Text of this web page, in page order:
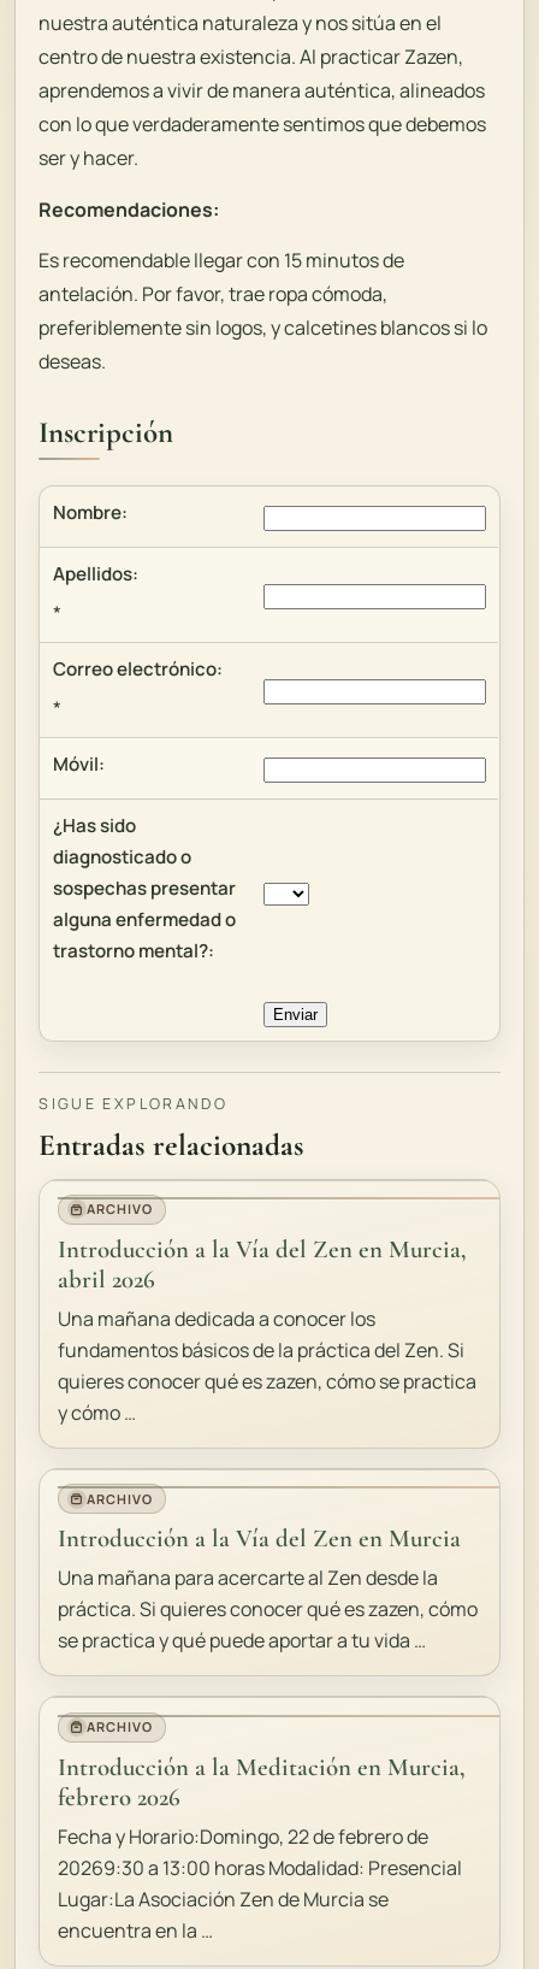
nuestra auténtica naturaleza y nos sitúa en el
centro de nuestra existencia. Al practicar Zazen,
aprendemos a vivir de manera auténtica, alineados
con lo que verdaderamente sentimos que debemos
ser y hacer.
Recomendaciones:
Es recomendable llegar con 15 minutos de
antelación. Por favor, trae ropa cómoda,
preferiblemente sin logos, y calcetines blancos si lo
deseas.
Inscripción
Nombre:
Apellidos:
*
Correo electrónico:
*
Móvil:
¿Has sido
diagnosticado o
sospechas presentar
alguna enfermedad o
trastorno mental?:
SIGUE EXPLORANDO
Entradas relacionadas
ARCHIVO
Introducción a la Vía del Zen en Murcia,
abril 2026
Una mañana dedicada a conocer los
fundamentos básicos de la práctica del Zen. Si
quieres conocer qué es zazen, cómo se practica
y cómo …
ARCHIVO
Introducción a la Vía del Zen en Murcia
Una mañana para acercarte al Zen desde la
práctica. Si quieres conocer qué es zazen, cómo
se practica y qué puede aportar a tu vida …
ARCHIVO
Introducción a la Meditación en Murcia,
febrero 2026
Fecha y Horario:Domingo, 22 de febrero de
20269:30 a 13:00 horas Modalidad: Presencial
Lugar:La Asociación Zen de Murcia se
encuentra en la …